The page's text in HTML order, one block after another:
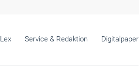
Lex Service & Redaktion Digitalpaper